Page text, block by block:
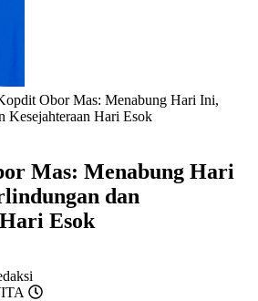
Obor Mas: Menabung Hari Ini,
Kesejahteraan Hari Esok
Mas: Menabung Hari
dan
Esok